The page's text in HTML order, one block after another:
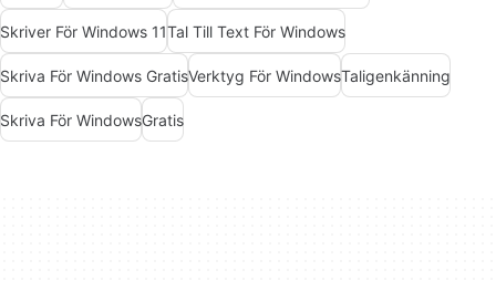
Skriver För Windows 11Tal Till Text För Windows
Skriva För Windows GratisVerktyg För WindowsTaligenkänning
Skriva För WindowsGratis